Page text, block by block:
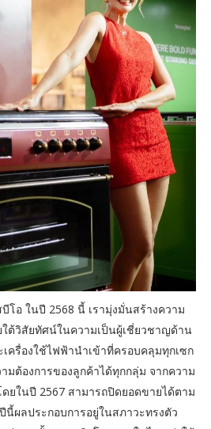
โอ ในปี 2568 นี้ เรามุ่งมั่นสร้างความ
ใต้วิสัยทัศน์ในความเป็นผู้เชี่ยวชาญด้าน
ครื่องใช้ไฟฟ้านำเข้าที่ครอบคลุมทุกเซก
มต้องการของลูกค้าได้ทุกกลุ่ม จากความ
ในปี 2567 สามารถปิดยอดขายได้ตาม
นี้ผลประกอบการอยู่ในสภาวะทรงตัว